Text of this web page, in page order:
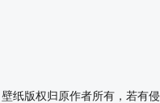
纸版权归原作者所有，若